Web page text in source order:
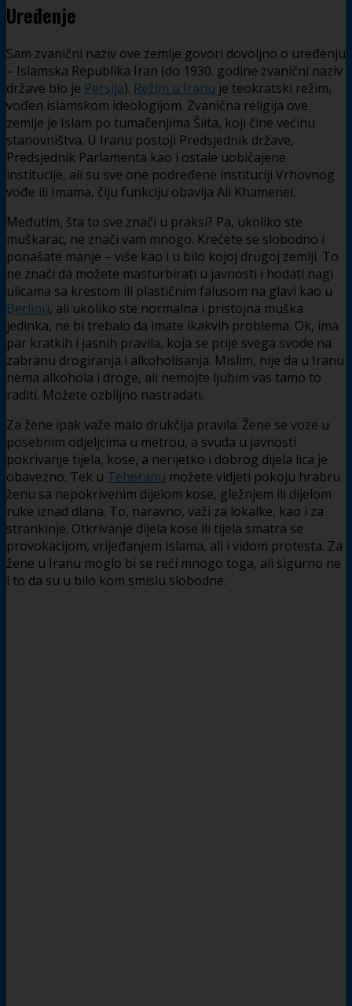
Uređenje
Sam zvanični naziv ove zemlje govori dovoljno o uređenju
– Islamska Republika Iran (do 1930. godine zvanični naziv
države bio je Persija). Režim u Iranu je teokratski režim,
vođen islamskom ideologijom. Zvanična religija ove
zemlje je Islam po tumačenjima Šiita, koji čine većinu
stanovništva. U Iranu postoji Predsjednik države,
Predsjednik Parlamenta kao i ostale uobičajene
institucije, ali su sve one podređene instituciji Vrhovnog
vođe ili Imama, čiju funkciju obavlja Ali Khamenei.
Međutim, šta to sve znači u praksi? Pa, ukoliko ste
muškarac, ne znači vam mnogo. Krećete se slobodno i
ponašate manje – više kao i u bilo kojoj drugoj zemlji. To
ne znači da možete masturbirati u javnosti i hodati nagi
ulicama sa krestom ili plastičnim falusom na glavi kao u
Berlinu, ali ukoliko ste normalna i pristojna muška
jedinka, ne bi trebalo da imate ikakvih problema. Ok, ima
par kratkih i jasnih pravila, koja se prije svega svode na
zabranu drogiranja i alkoholisanja. Mislim, nije da u Iranu
nema alkohola i droge, ali nemojte ljubim vas tamo to
raditi. Možete ozbiljno nastradati.
Za žene ipak važe malo drukčija pravila. Žene se voze u
posebnim odjeljcima u metrou, a svuda u javnosti
pokrivanje tijela, kose, a nerijetko i dobrog dijela lica je
obavezno. Tek u Teheranu možete vidjeti pokoju hrabru
ženu sa nepokrivenim dijelom kose, gležnjem ili dijelom
ruke iznad dlana. To, naravno, važi za lokalke, kao i za
strankinje. Otkrivanje dijela kose ili tijela smatra se
provokacijom, vrijeđanjem Islama, ali i vidom protesta. Za
žene u Iranu moglo bi se reći mnogo toga, ali sigurno ne
i to da su u bilo kom smislu slobodne.